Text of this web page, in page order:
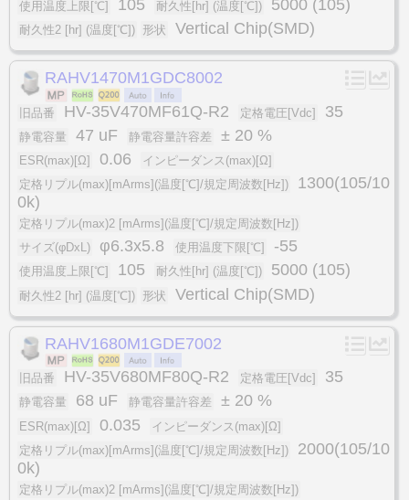
使用温度上限[℃] 105 耐久性[hr] (温度[℃]) 5000 (105)
耐久性2 [hr] (温度[℃]) 形状 Vertical Chip(SMD)
RAHV1470M1GDC8002
旧品番 HV-35V470MF61Q-R2 定格電圧[Vdc] 35
静電容量 47 uF 静電容量許容差 ± 20 %
ESR(max)[Ω] 0.06
インピーダンス(max)[Ω]
定格リプル(max)[mArms](温度[℃]/規定周波数[Hz])
1300(105/10
0k)
定格リプル(max)2 [mArms](温度[℃]/規定周波数[Hz])
サイズ(φDxL)
φ6.3x5.8 使用温度下限[℃] -55
使用温度上限[℃] 105 耐久性[hr] (温度[℃]) 5000 (105)
耐久性2 [hr] (温度[℃]) 形状 Vertical Chip(SMD)
RAHV1680M1GDE7002
旧品番 HV-35V680MF80Q-R2 定格電圧[Vdc] 35
静電容量 68 uF 静電容量許容差 ± 20 %
ESR(max)[Ω] 0.035
インピーダンス(max)[Ω]
定格リプル(max)[mArms](温度[℃]/規定周波数[Hz])
2000(105/10
0k)
定格リプル(max)2 [mArms](温度[℃]/規定周波数[Hz])